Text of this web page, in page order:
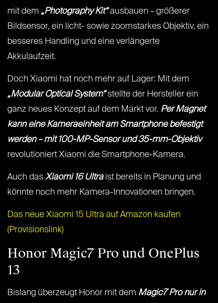
mit dem „Photography Kit“ausbauen – größerer
Bildsensor, ein licht- sowie zoomstarkes Objektiv, ein
besseres Handling und eine verlängerte
Akkulaufzeit.
Doch Xiaomi hat noch mehr auf Lager: Mit dem
„Modular Optical System“stellte der Hersteller ein
ganz neues Konzept auf dem Markt vor. Per Magnet
kann eine Kameraeinheit am Smartphone befestigt
werden – mit 100-MP-Sensor und 35-mm-Objektiv
revolutioniert Xiaomi die Smartphone-Kamera.
Auch das Xiaomi 16 Ultraist bereits in Planung und
könnte noch mehr Kamera-Innovationen bringen.
Das neue Xiaomi 15 Ultra auf Amazon kaufen
(Provisionslink)
Honor Magic7 Pro und OnePlus
13
Bislang überzeugt Honor mit dem Magic7 Pro nur in